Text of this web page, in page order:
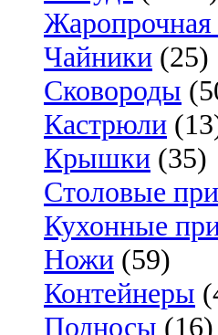
Жаропрочная
Чайники (25)
Сковороды
Кастрюли
Крышки (35)
Столовые
Кухонные
Ножи (59)
Контейнеры
Подносы (16)